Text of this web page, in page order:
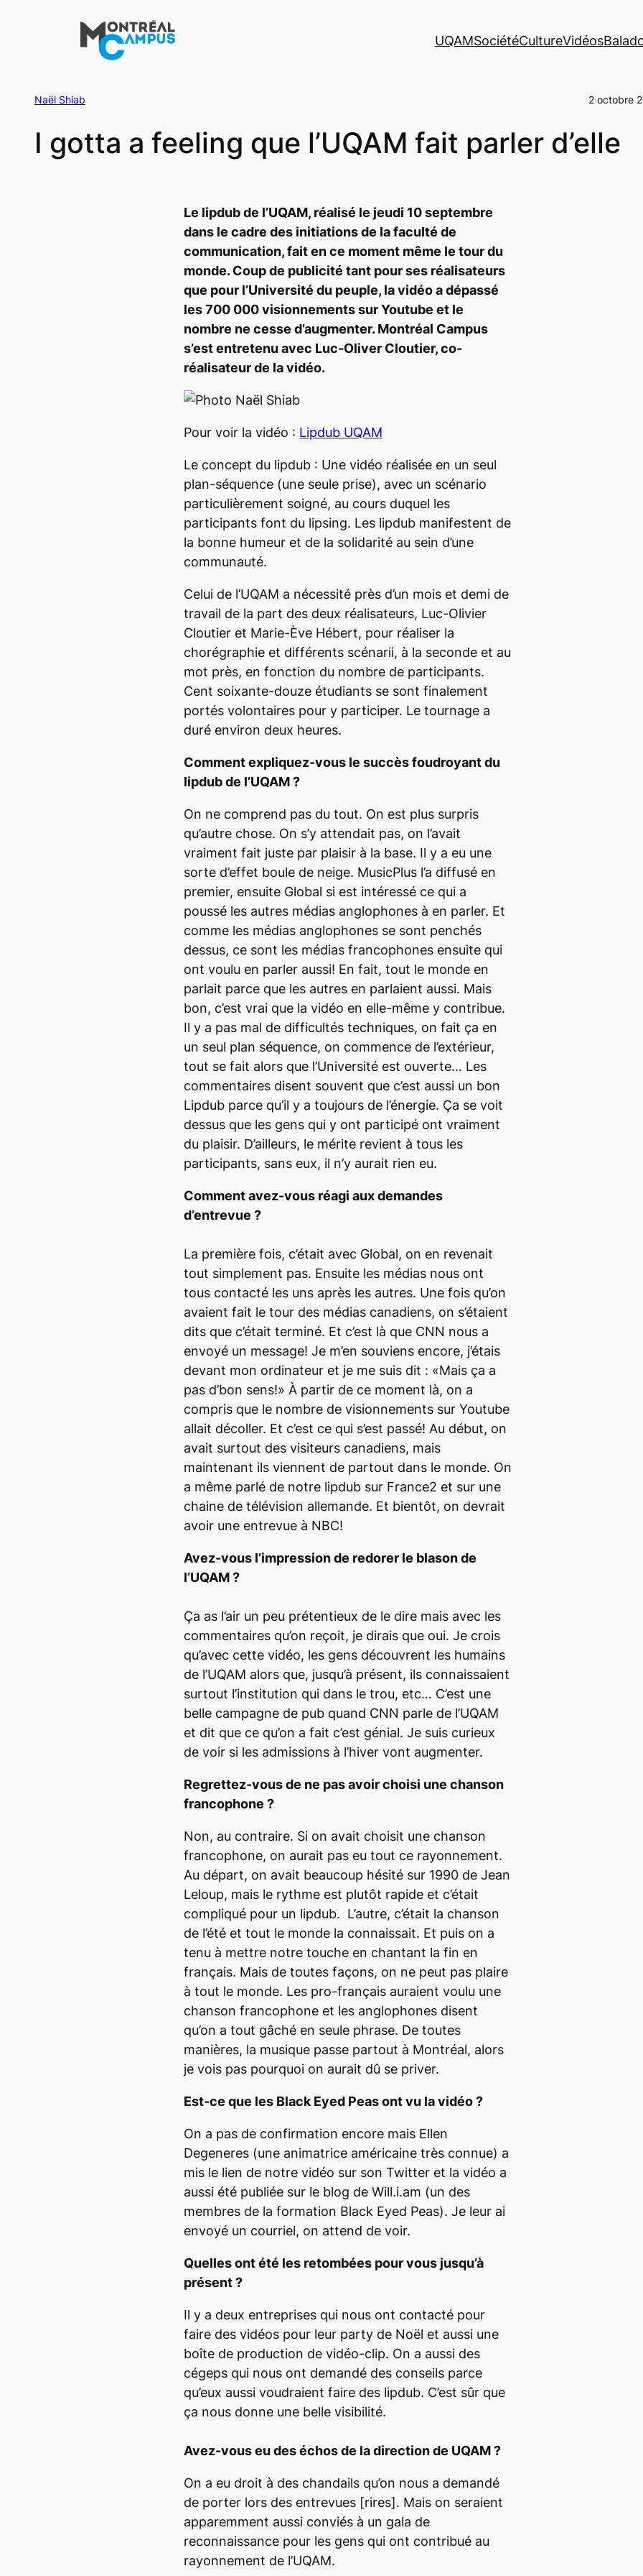
UQAMSociétéCultureVidéos
Naël Shiab 2 octobre
I gotta a feeling que l’UQAM fait parler d’elle
Le lipdubde l’UQAM, réalisé le jeudi 10 septembre
dans le cadre des initiations de la faculté de
communication, fait en ce moment même le tour du
monde. Coup de publicité tant pour ses réalisateurs
que pour l’Université du peuple, la vidéo a dépassé
les 700 000 visionnements surYoutube et le
nombre ne cesse d’augmenter.Montréal Campus
s’est entretenu avec Luc-Oliver Cloutier, co-
réalisateur de la vidéo.
Pour voir la vidéo : Lipdub UQAM
Le concept du lipdub : Une vidéo réalisée en un seul
plan-séquence (une seule prise), avec un scénario
particulièrement soigné, au cours duquel les
participants font du lipsing. Les lipdub manifestent de
la bonne humeur et de la solidarité au sein d’une
communauté.
Celui de l’UQAM a nécessité près d’un mois et demi de
travail de la part des deux réalisateurs, Luc-Olivier
Cloutier et Marie-Ève Hébert, pour réaliser la
chorégraphie et différents scénarii, à la seconde et au
mot près, en fonction du nombre de participants.
Cent soixante-douze étudiants se sont finalement
portés volontaires pour y participer. Le tournage a
duré environ deux heures.
Comment expliquez-vous le succès foudroyant du
lipdubde l’UQAM ?
On ne comprend pas du tout. On est plus surpris
qu’autre chose. On s’y attendait pas, on l’avait
vraiment fait juste par plaisir à la base. Il y a eu une
sorte d’effet boule de neige. MusicPlus l’a diffusé en
premier, ensuite Global si est intéressé ce qui a
poussé les autres médias anglophones à en parler. Et
comme les médias anglophones se sont penchés
dessus, ce sont les médias francophones ensuite qui
ont voulu en parler aussi! En fait, tout le monde en
parlait parce que les autres en parlaient aussi. Mais
bon, c’est vrai que la vidéo en elle-même y contribue.
Il y a pas mal de difficultés techniques, on fait ça en
un seul plan séquence, on commence de l’extérieur,
tout se fait alors que l’Université est ouverte… Les
commentaires disent souvent que c’est aussi un bon
Lipdub parce qu’il y a toujours de l’énergie. Ça se voit
dessus que les gens qui y ont participé ont vraiment
du plaisir. D’ailleurs, le mérite revient à tous les
participants, sans eux, il n’y aurait rien eu.
Comment avez-vous réagi aux demandes
d’entrevue ?
La première fois, c’était avec Global, on en revenait
tout simplement pas. Ensuite les médias nous ont
tous contacté les uns après les autres. Une fois qu’on
avaient fait le tour des médias canadiens, on s’étaient
dits que c’était terminé. Et c’est là que CNN nous a
envoyé un message! Je m’en souviens encore, j’étais
devant mon ordinateur et je me suis dit : «Mais ça a
pas d’bon sens!» À partir de ce moment là, on a
compris que le nombre de visionnements sur Youtube
allait décoller. Et c’est ce qui s’est passé! Au début, on
avait surtout des visiteurs canadiens, mais
maintenant ils viennent de partout dans le monde. On
a même parlé de notre lipdub sur France2 et sur une
chaine de télévision allemande. Et bientôt, on devrait
avoir une entrevue à NBC!
Avez-vous l’impression de redorer le blason de
l’UQAM ?
Ça as l’air un peu prétentieux de le dire mais avec les
commentaires qu’on reçoit, je dirais que oui. Je crois
qu’avec cette vidéo, les gens découvrent les humains
de l’UQAM alors que, jusqu’à présent, ils connaissaient
surtout l’institution qui dans le trou, etc… C’est une
belle campagne de pub quand CNN parle de l’UQAM
et dit que ce qu’on a fait c’est génial. Je suis curieux
de voir si les admissions à l’hiver vont augmenter.
Regrettez-vous de ne pas avoir choisi une chanson
francophone ?
Non, au contraire. Si on avait choisit une chanson
francophone, on aurait pas eu tout ce rayonnement.
Au départ, on avait beaucoup hésité sur 1990 de Jean
Leloup, mais le rythme est plutôt rapide et c’était
compliqué pour un lipdub. L’autre, c’était la chanson
de l’été et tout le monde la connaissait. Et puis on a
tenu à mettre notre touche en chantant la fin en
français. Mais de toutes façons, on ne peut pas plaire
à tout le monde. Les pro-français auraient voulu une
chanson francophone et les anglophones disent
qu’on a tout gâché en seule phrase. De toutes
manières, la musique passe partout à Montréal, alors
je vois pas pourquoi on aurait dû se priver.
Est-ce que les Black Eyed Peas ont vu la vidéo ?
On a pas de confirmation encore mais Ellen
Degeneres (une animatrice américaine très connue) a
mis le lien de notre vidéo sur son Twitter et la vidéo a
aussi été publiée sur le blog de Will.i.am (un des
membres de la formation Black Eyed Peas). Je leur ai
envoyé un courriel, on attend de voir.
Quelles ont été les retombées pour vous jusqu’à
présent ?
Il y a deux entreprises qui nous ont contacté pour
faire des vidéos pour leur party de Noël et aussi une
boîte de production de vidéo-clip. On a aussi des
cégeps qui nous ont demandé des conseils parce
qu’eux aussi voudraient faire des lipdub. C’est sûr que
ça nous donne une belle visibilité.
Avez-vous eu des échos de la direction de UQAM ?
On a eu droit à des chandails qu’on nous a demandé
de porter lors des entrevues [rires]. Mais on seraient
apparemment aussi conviés à un gala de
reconnaissance pour les gens qui ont contribué au
rayonnement de l’UQAM.